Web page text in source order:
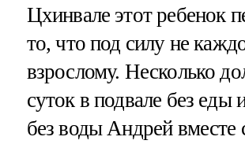
Цхинвале этот ребенок
то, что под силу не
взрослому. Несколько
суток в подвале без еды
без воды Андрей вместе